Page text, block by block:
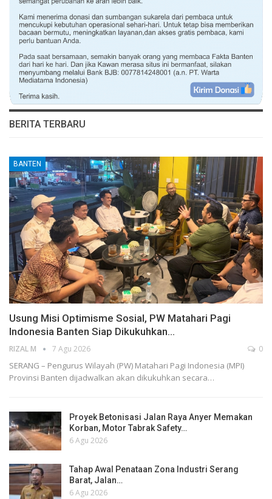
BERITA TERBARU
BANTEN
Usung Misi Optimisme Sosial, PW Matahari Pagi
Indonesia Banten Siap Dikukuhkan…
RIZAL M 7 Agu 2026 0
SERANG – Pengurus Wilayah (PW) Matahari Pagi Indonesia (MPI)
Provinsi Banten dijadwalkan akan dikukuhkan secara…
Proyek Betonisasi Jalan Raya Anyer Memakan
Korban, Motor Tabrak Safety…
6 Agu 2026
Tahap Awal Penataan Zona Industri Serang
Barat, Jalan…
6 Agu 2026